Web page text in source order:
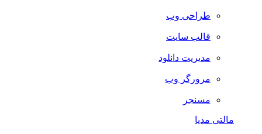
طراحی وب
قالب سایت
مدیریت دانلود
مرورگر وب
مسنجر
مالتی مدیا